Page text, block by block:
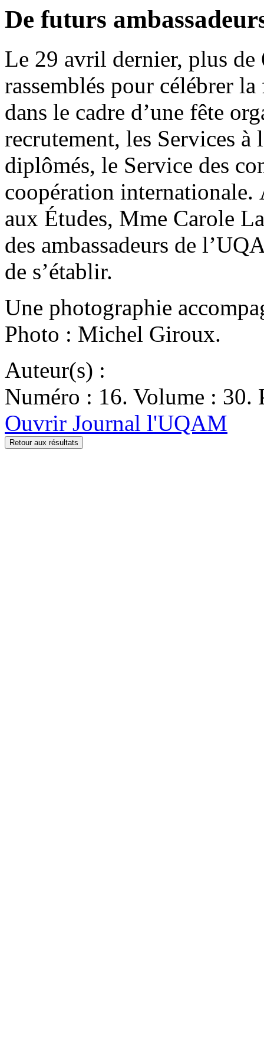
De futurs
Le 29 avril dernier, plus de
rassemblés pour célébrer
dans le cadre d’une fête
recrutement, les Services
diplômés, le Service des
coopération internationale.
aux Études, Mme Carole
des ambassadeurs de
de s’établir.
Une photographie
Photo : Michel Giroux.
Auteur(s) :
Numéro : 16. Volume : 30.
Ouvrir Journal l'UQAM
Retour aux résultats